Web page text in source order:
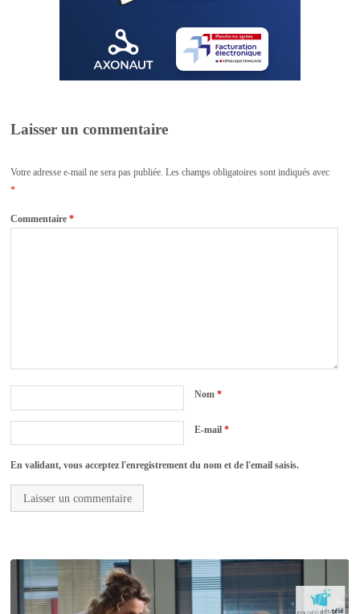
Laisser un commentaire
Votre adresse e-mail ne sera pas publiée. Les champs obligatoires sont indiqués avec
*
Commentaire*
Nom*
E-mail*
En validant, vous acceptez l'enregistrement du nom et de l'email saisis.